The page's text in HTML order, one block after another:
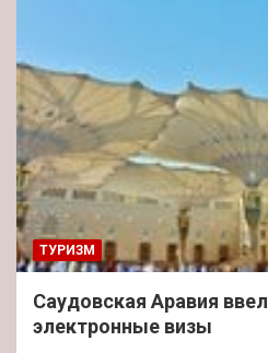
ТУРИЗМ
Саудовская Аравия
электронные визы